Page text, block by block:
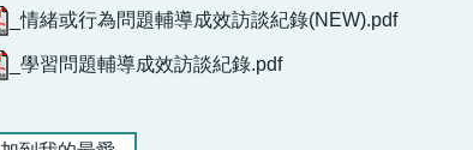
_情緒或行為問題輔導成效訪談紀錄(NEW).pdf
_學習問題輔導成效訪談紀錄.pdf